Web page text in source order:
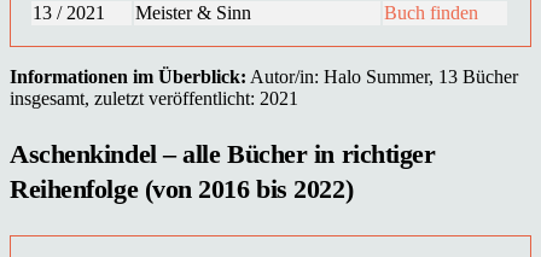
13 / 2021
Meister & Sinn Buch finden
Informationen im Überblick: Autor/in: Halo Summer, 13 Bücher
insgesamt, zuletzt veröffentlicht: 2021
Aschenkindel – alle Bücher in richtiger
Reihenfolge (von 2016 bis 2022)